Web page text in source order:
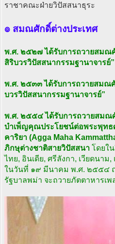
ราชาคณะฝ่ายวิปัสสนาธุระ
๏ สมณศักดิ์ต่างประเทศ
พ.ศ. ๒๕๒๗ ได้รับการถวายสมณ
สิริบวรวิปัสสนากรรมฐานาจารย์”
พ.ศ. ๒๕๓๓ ได้รับการถวายสมณ
บวรวิปัสสนากรรมฐานาจารย์”
พ.ศ. ๒๕๕๔ ได้รับการถวายสมณ
บำเพ็ญคุณประโยชน์ต่อพระพุทธ
คาริยา (Agga Maha
ภิกษุต่างชาติสายวิปัสสนา โดยใ
ไทย, อินเดีย, ศรีลังกา, เวียดนา
ในวันที่ ๑๙ มีนาคม พ.ศ. ๒๕๕๔ ณ
รัฐบาลพม่า จะถวายภัตตาหารเ